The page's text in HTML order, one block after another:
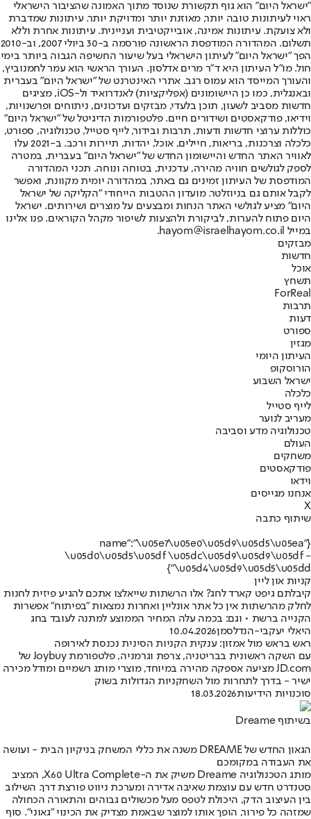
"ישראל היום" הוא גוף תקשורת שנוסד מתוך האמונה שהציבור הישראלי
ראוי לעיתונות טובה יותר, מאוזנת יותר ומדויקת יותר. עיתונות שמדברת
ולא צועקת. עיתונות אמינה, אובייקטיבית ועניינית. עיתונות אחרת וללא
תשלום. המהדורה המודפסת הראשונה פורסמה ב-30 ביולי 2007, וב-2010
הפך "ישראל היום" לעיתון הישראלי בעל שיעור החשיפה הגבוה ביותר בימי
חול. מו"ל העיתון היא ד"ר מרים אדלסון. העורך הראשי הוא עמר לחמנוביץ,
והעורך המייסד הוא עמוס רגב. אתרי האינטרנט של "ישראל היום" בעברית
ובאנגלית, כמו כן היישומונים (אפליקציות) לאנדרואיד ול-iOS, מציגים
חדשות מסביב לשעון, תוכן בלעדי, מבזקים ועדכונים, ניתוחים ופרשנויות,
וידיאו, פודקאסטים ושידורים חיים. פלטפורמות הדיגיטל של "ישראל היום"
כוללות ערוצי חדשות ודעות, תרבות ובידור, לייף סטייל, טכנולוגיה, ספורט,
כלכלה וצרכנות, בריאות, חיילים, אוכל, יהדות, תיירות ורכב. ב-2021 עלו
לאוויר האתר החדש והיישומון החדש של "ישראל היום" בעברית, במטרה
לספק לגולשים חוויה מהירה, עדכנית, בטוחה ונוחה. תכני המהדורה
המודפסת של העיתון זמינים גם באתר, במהדורה יומית מקוונת, ואפשר
לקבל אותם גם בניוזלטר. מועדון ההטבות הייחודי "הקליקה של ישראל
היום" מציע לגולשי האתר הנחות ומבצעים על מוצרים ושירותים. ישראל
היום פתוח להערות, לביקורת ולהצעות לשיפור מקהל הקוראים. פנו אלינו
במייל hayom@israelhayom.co.il.
מבזקים
חדשות
אוכל
תשחץ
ForReal
תרבות
דעות
ספורט
מגזין
העיתון היומי
הורוסקופ
ישראל השבוע
כלכלה
לייף סטייל
מעריב לנוער
טכנולוגיה מדע וסביבה
העולם
משחקים
פודקאסטים
וידאו
אנחנו מגייסים
X
שיתוף כתבה
{"name":"\u05e7\u05e0\u05d9\u05d5\u05ea
\u05d0\u05d5\u05df \u05dc\u05d9\u05d9\u05df -
\u05d4\u05d9\u05d5\u05dd"}
קניות און ליין
קיבלתם גיפט קארד לחג? אלו הרשתות שייאלצו אתכם להגיע פיזית לחנות
לחלק מהרשתות אין כל אתר אונליין ואחרות נמצאות "בפיתוח" אפשרות
הקנייה ברשת • וגם: בכמה עלה המחיר הממוצע למתנה לעובד בחג
היאלי יעקבי-הנדלסמן10.04.2026
ראש בראש מול אמזון: ענקית הקניות הסינית נכנסת לאירופה
עם השקה ראשונית בבריטניה, צרפת וגרמניה, פלטפורמת Joybuy של
JD.com מציעה אספקה מהירה במיוחד, מוצרי מותג רשמיים ומודל מכירה
ישיר - בדרך לתחרות מול השחקניות הגדולות בשוק
סוכנויות הידיעות18.03.2026
בשיתוף Dreame
הגאון החדש של DREAME משנה את כללי המשחק בניקיון הבית - ועושה
את העבודה במקומכם
מותג הטכנולוגיה Dreame משיק את ה-X60 Ultra Complete, המציב
סטנדרט חדש עם עוצמת שאיבה אדירה ומערכת ניווט פורצת דרך. השילוב
בין העיצוב הדק, היכולת לטפס מעל מכשולים גבוהים והתאורה הכחולה
שמזהה כל פירור, הופך אותו למוצר שבאמת מצדיק את הכינוי "גאוני". סוף